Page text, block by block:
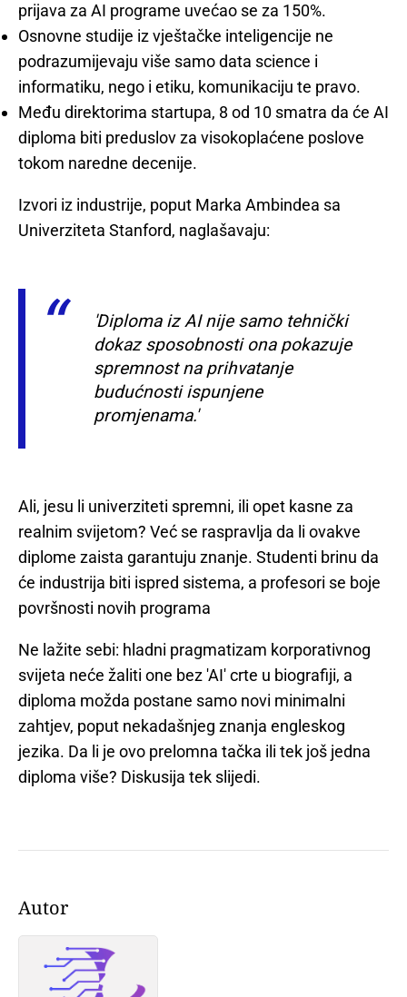
prijava za AI programe uvećao se za 150%.
Osnovne studije iz vještačke inteligencije ne
podrazumijevaju više samo data science i
informatiku, nego i etiku, komunikaciju te pravo.
Među direktorima startupa, 8 od 10 smatra da će AI
diploma biti preduslov za visokoplaćene poslove
tokom naredne decenije.
Izvori iz industrije, poput Marka Ambindea sa
Univerziteta Stanford, naglašavaju:
'Diploma iz AI nije samo tehnički
dokaz sposobnosti ona pokazuje
spremnost na prihvatanje
budućnosti ispunjene
promjenama.'
Ali, jesu li univerziteti spremni, ili opet kasne za
realnim svijetom? Već se raspravlja da li ovakve
diplome zaista garantuju znanje. Studenti brinu da
će industrija biti ispred sistema, a profesori se boje
površnosti novih programa
Ne lažite sebi: hladni pragmatizam korporativnog
svijeta neće žaliti one bez 'AI' crte u biografiji, a
diploma možda postane samo novi minimalni
zahtjev, poput nekadašnjeg znanja engleskog
jezika. Da li je ovo prelomna tačka ili tek još jedna
diploma više? Diskusija tek slijedi.
Autor